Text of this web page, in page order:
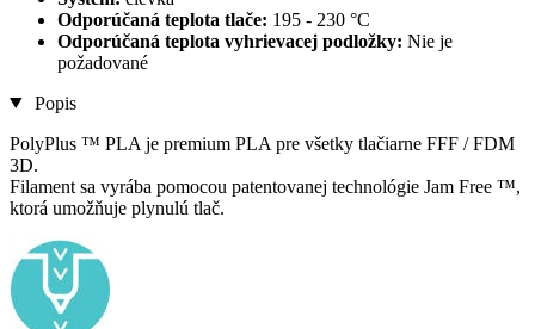
Odporúčaná teplota tlače: 195 - 230 °C
Odporúčaná teplota vyhrievacej podložky: Nie je
požadované
Popis
PolyPlus ™ PLA je premium PLA pre všetky tlačiarne FFF / FDM
3D.
Filament sa vyrába pomocou patentovanej technológie Jam Free ™,
ktorá umožňuje plynulú tlač.